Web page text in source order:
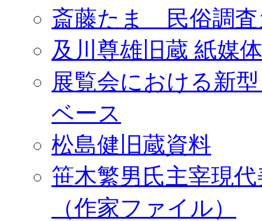
斎藤たま 民俗調査
及川尊雄旧蔵 紙媒
展覧会における新
ベース
松島健旧蔵資料
笹木繁男氏主宰現
（作家ファイル）